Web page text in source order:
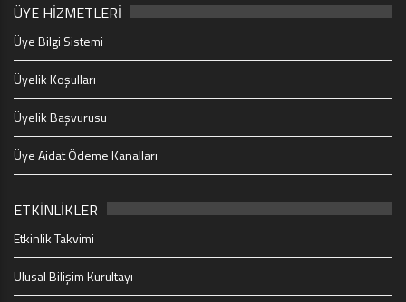
ÜYE HİZMETLERİ
Üye Bilgi Sistemi
Üyelik Koşulları
Üyelik Başvurusu
Üye Aidat Ödeme Kanalları
ETKİNLİKLER
Etkinlik Takvimi
Ulusal Bilişim Kurultayı